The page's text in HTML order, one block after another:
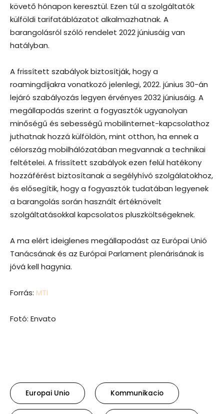
követő hónapon keresztül. Ezen túl a szolgáltatók
külföldi tarifatáblázatot alkalmazhatnak. A
barangolásról szóló rendelet 2022 júniusáig van
hatályban.
A frissített szabályok biztosítják, hogy a
roamingdíjakra vonatkozó jelenlegi, 2022. június 30-án
lejáró szabályozás legyen érvényes 2032 júniusáig. A
megállapodás szerint a fogyasztók ugyanolyan
minőségű és sebességű mobilinternet-kapcsolathoz
juthatnak hozzá külföldön, mint otthon, ha ennek a
célország mobilhálózatában megvannak a technikai
feltételei. A frissített szabályok ezen felül hatékony
hozzáférést biztosítanak a segélyhívó szolgálatokhoz,
és elősegítik, hogy a fogyasztók tudatában legyenek
a barangolás során használt értéknövelt
szolgáltatásokkal kapcsolatos pluszköltségeknek.
A ma elért ideiglenes megállapodást az Európai Unió
Tanácsának és az Európai Parlament plenárisának is
jóvá kell hagynia.
Forrás: MTI
Fotó: Envato
Europai Unio Kommunikacio